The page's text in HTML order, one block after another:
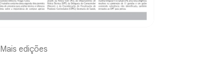
Mais edições